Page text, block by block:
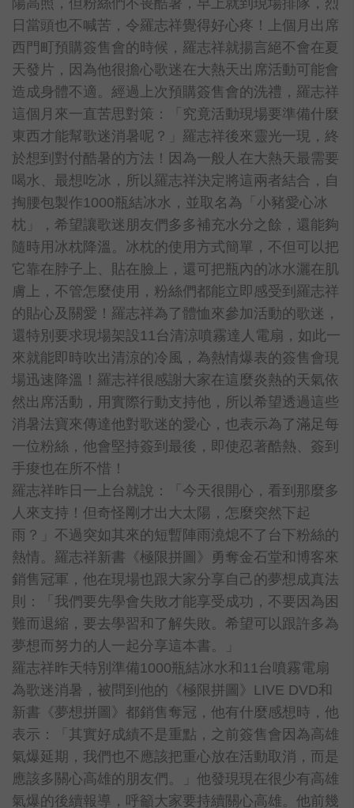
陽高照，但粉絲們不畏酷暑，早上就到現場排隊，烈
日當頭也不喊苦，令羅志祥覺得好心疼！上個月出席
西門町預購簽售會的時候，羅志祥就揚言絕不會在夏
天發片，因為他很擔心歌迷在大熱天出席活動可能會
造成身體不適。經過上次預購簽售會的洗禮，羅志祥
這個月來一直苦思對策：「究竟活動現場要準備什麼
東西才能幫歌迷消暑呢？」羅志祥後來靈光一現，終
於想到對付酷暑的方法！因為一般人在大熱天最需要
喝水、最想吃冰，所以羅志祥決定將這兩者結合，自
掏腰包製作1000瓶結冰水，並取名為「小豬愛心冰
枕」，希望讓歌迷朋友們多多補充水分之餘，還能夠
隨時用冰枕降溫。冰枕的使用方式簡單，不但可以把
它靠在脖子上、貼在臉上，還可把瓶內的冰水灑在肌
膚上，不管怎麼使用，粉絲們都能立即感受到羅志祥
的貼心及關愛！羅志祥為了體恤來參加活動的歌迷，
還特別要求現場架設11台清涼噴霧達人電扇，如此一
來就能即時吹出清涼的冷風，為熱情爆表的簽售會現
場迅速降溫！羅志祥很感謝大家在這麼炎熱的天氣依
然出席活動，用實際行動支持他，所以希望透過這些
消暑法寶來傳達他對歌迷的愛心，也表示為了滿足每
一位粉絲，他會堅持簽到最後，即使忍著酷熱、簽到
手痠也在所不惜！
羅志祥昨日一上台就說：「今天很開心，看到那麼多
人來支持！但奇怪剛才出大太陽，怎麼突然下起
雨？」不過突如其來的短暫陣雨澆熄不了台下粉絲的
熱情。羅志祥新書《極限拼圖》勇奪金石堂和博客來
銷售冠軍，他在現場也跟大家分享自己的夢想成真法
則：「我們要先學會失敗才能享受成功，不要因為困
難而退縮，要去學習和了解失敗。希望可以跟許多為
夢想而努力的人一起分享這本書。」
羅志祥昨天特別準備1000瓶結冰水和11台噴霧電扇
為歌迷消暑，被問到他的《極限拼圖》LIVE DVD和
新書《夢想拼圖》都銷售奪冠，他有什麼感想時，他
表示：「其實好成績不是重點，之前簽售會因為高雄
氣爆延期，我們也不應該把重心放在活動取消，而是
應該多關心高雄的朋友們。」他發現現在很少有高雄
氣爆的後續報導，呼籲大家要持續關心高雄。他前幾